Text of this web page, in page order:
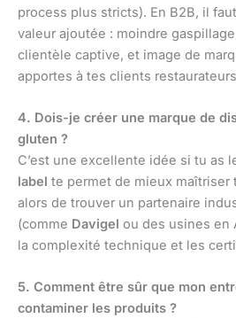
process plus stricts). En B2B, il
valeur ajoutée : moindre
clientèle captive, et image de
apportes à tes clients
4. Dois-je créer une marque de
gluten ?
C’est une excellente idée si tu as
label te permet de mieux maîtriser
alors de trouver un partenaire
(comme Davigel ou des usines en
la complexité technique et les
5. Comment être sûr que mon
contaminer les produits ?